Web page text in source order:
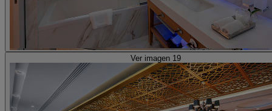
Ver imagen 19